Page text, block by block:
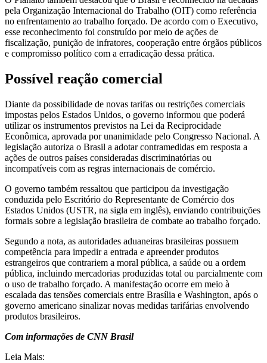
pela Organização Internacional do Trabalho (OIT) como referência
no enfrentamento ao trabalho forçado. De acordo com o Executivo,
esse reconhecimento foi construído por meio de ações de
fiscalização, punição de infratores, cooperação entre órgãos públicos
e compromisso político com a erradicação dessa prática.
Possível reação comercial
Diante da possibilidade de novas tarifas ou restrições comerciais
impostas pelos Estados Unidos, o governo informou que poderá
utilizar os instrumentos previstos na Lei da Reciprocidade
Econômica, aprovada por unanimidade pelo Congresso Nacional. A
legislação autoriza o Brasil a adotar contramedidas em resposta a
ações de outros países consideradas discriminatórias ou
incompatíveis com as regras internacionais de comércio.
O governo também ressaltou que participou da investigação
conduzida pelo Escritório do Representante de Comércio dos
Estados Unidos (USTR, na sigla em inglês), enviando contribuições
formais sobre a legislação brasileira de combate ao trabalho forçado.
Segundo a nota, as autoridades aduaneiras brasileiras possuem
competência para impedir a entrada e apreender produtos
estrangeiros que contrariem a moral pública, a saúde ou a ordem
pública, incluindo mercadorias produzidas total ou parcialmente com
o uso de trabalho forçado. A manifestação ocorre em meio à
escalada das tensões comerciais entre Brasília e Washington, após o
governo americano sinalizar novas medidas tarifárias envolvendo
produtos brasileiros.
Com informações de CNN Brasil
Leia Mais: